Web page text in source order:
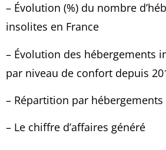
– Évolution (%) du nombre
insolites en France
– Évolution des hébergements
par niveau de confort depuis
– Répartition par hébergements
– Le chiffre d’affaires généré